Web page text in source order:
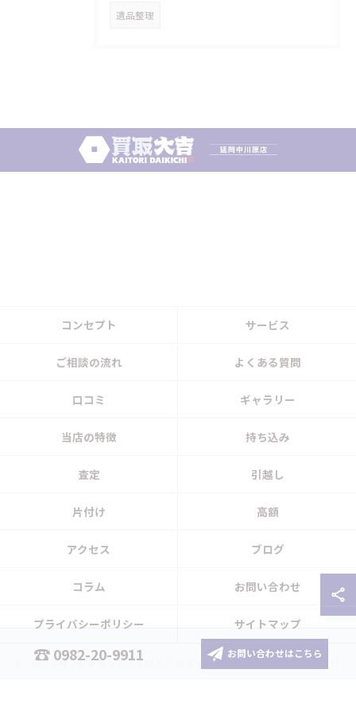
遺品整理
0982-20-9911 お問い合わせはこちら
コンセプト サービス
ご相談の流れ よくある質問
口コミ ギャラリー
当店の特徴 持ち込み
査定 引越し
片付け 高額
アクセス ブログ
コラム お問い合わせ
プライバシーポリシー サイトマップ
© 2026 宮崎のお買取りなら買取大吉 延岡中川原店 ALL RIGHTS RESERVED.